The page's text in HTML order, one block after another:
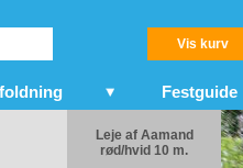
Vis kurv
Leje af Aamand
rød/hvid 10 m.
Festguide